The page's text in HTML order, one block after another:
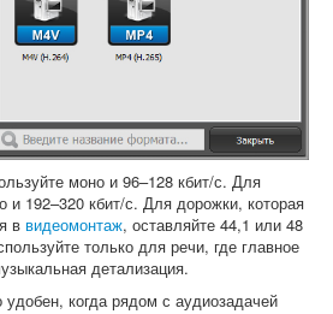
моно и 96–128 кбит/с. Для
и 192–320 кбит/с. Для дорожки, которая
в видеомонтаж, оставляйте 44,1 или 48
только для речи, где главное
детализация.
когда рядом с аудиозадачей